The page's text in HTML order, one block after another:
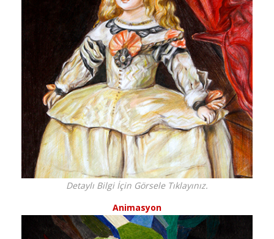
Detaylı Bilgi İçin Görsele Tıklayınız.
Animasyon